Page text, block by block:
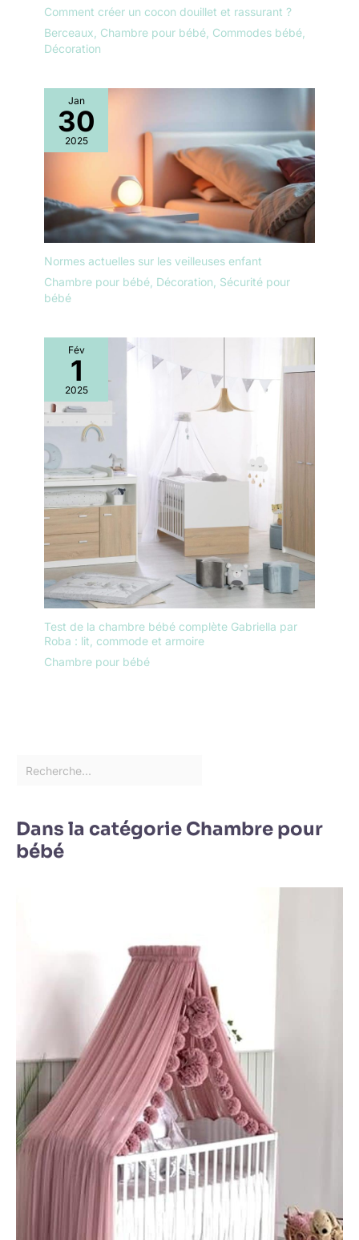
Comment créer un cocon douillet et rassurant ?
Berceaux Chambre pour bébé Commodes bébé
Décoration
Jan
30
2025
Normes actuelles sur les veilleuses enfant
Chambre pour bébé, Décoration, Sécurité pour
bébé
Fév
1
2025
Test de la chambre bébé complète Gabriella par
Roba : lit, commode et armoire
Chambre pour bébé
Dans la catégorie Chambre pour
bébé